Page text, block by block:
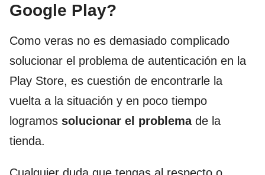
Google Play?
Como veras no es demasiado complicado
solucionar el problema de autenticación en la
Play Store, es cuestión de encontrarle la
vuelta a la situación y en poco tiempo
logramos solucionar el problemade la
tienda.